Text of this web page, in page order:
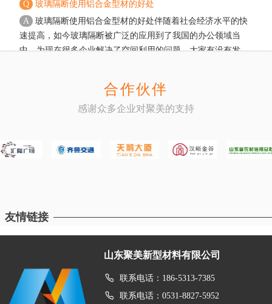
观者更好地观看和欣赏。此外，活动隔断还可以用于分隔展览
区域和办公区域，以便工作人员进行管理和维护。二、酒店隔
断：在酒店装修中，活动隔
Q
玻璃隔断使用铝合金型材的好处
A
玻璃隔断使用铝合金型材的好处伴随着社会经济水平的快
速提高，如今玻璃隔断被广泛的应用到了我国的办公领域当
中，为现在很多企业解决了空间利用的问题。大家有没有发现
们来了解一下。 1、铝合金型材具有较高的强度和刚性，能够
支撑较大面积的玻璃，增强玻璃隔断的稳定性和承载力。2、
自动感应门有哪些常见问题
自动感应门有哪些常见问题自动感应门是现代建筑设计中
解一下自动感应门的常见问题。一、敏感度问题：自动感应门
在选择移动隔断墙时，我们会发现移动隔断墙的价格有不少差
同的材料制成，如玻璃、木材、金属等。不同的材料价格差异
很大，因此移动隔断墙的材料将会对其价格产生重要的影响。
2、尺寸：移动隔断墙的尺
修分割空间最流行的一种空间分割方法，通常玻璃隔断墙所使
用的玻璃都是钢化玻璃，钢化玻璃具有抗冲击，强度高，抗
合作伙伴
感谢众多企业对聚美的支持
友情链接
山东聚美新型材料有限公司
联系电话：186-5313-7385
联系电话：0531-8827-5952